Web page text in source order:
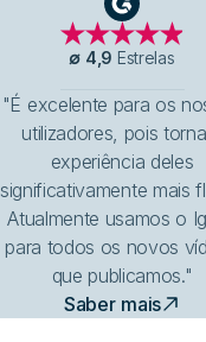
G2
∅ 4,9 Estrelas
"É excelente para os
utilizadores, pois
experiência deles
significativamente mais
Atualmente usamos o
para todos os novos
que publicamos."
Saber mais